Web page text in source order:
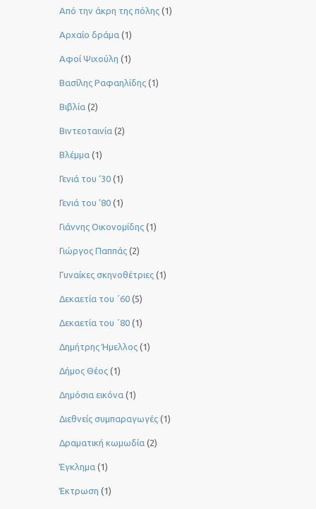
Από την άκρη της πόλης (1)
Αρχαίο δράμα (1)
Αφοί Ψιχούλη (1)
Βασίλης Ραφαηλίδης (1)
Βιβλία (2)
Βιντεοταινία (2)
Βλέμμα (1)
Γενιά του ‘30 (1)
Γενιά του ’80 (1)
Γιάννης Οικονομίδης (1)
Γιώργος Παππάς (2)
Γυναίκες σκηνοθέτριες (1)
Δεκαετία του ΄60 (5)
Δεκαετία του ΄80 (1)
Δημήτρης Ήμελλος (1)
Δήμος Θέος (1)
Δημόσια εικόνα (1)
Διεθνείς συμπαραγωγές (1)
Δραματική κωμωδία (2)
Έγκλημα (1)
Έκτρωση (1)